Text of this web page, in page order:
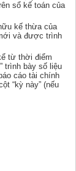
sổ kế toán của
kế thừa của
và được trình
từ thời điểm
trình bày số liệu
cáo tài chính
“kỳ này” (nếu